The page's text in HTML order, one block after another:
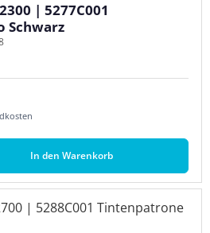
| 5277C001
Schwarz
In den Warenkorb